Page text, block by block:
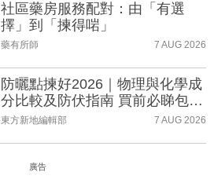
藥有所師
社區藥房服務配對：由「有選
擇」到「揀得啱」
7 AUG 2026
東方新地編輯部
防曬點揀好2026｜物理與化學成
分比較及防伏指南 買前必睇包裝
3個位
7 AUG 2026
廣告